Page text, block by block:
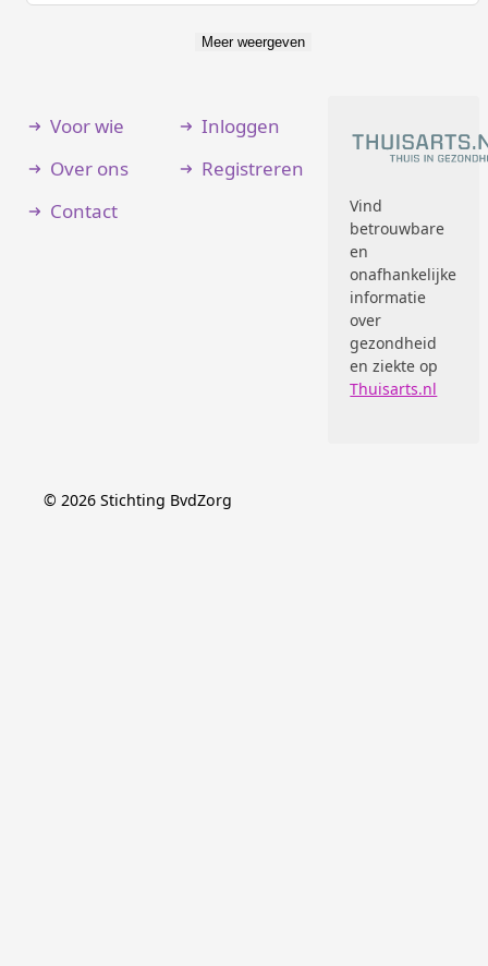
Meer weergeven
Voor wie
Over ons
Contact
Inloggen
Registreren
Vind
betrouwbare
en
onafhankelijke
informatie
over
gezondheid
en ziekte op
Thuisarts.nl
© 2026 Stichting BvdZorg